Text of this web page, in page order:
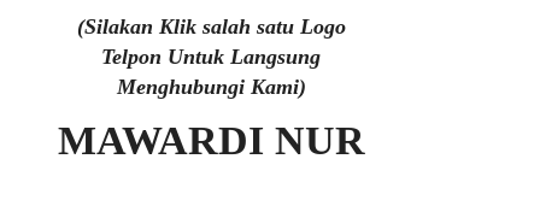
(Silakan Klik salah satu Logo
Telpon Untuk Langsung
Menghubungi Kami)
MAWARDI NUR